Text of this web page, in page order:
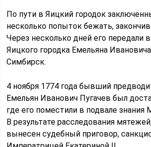
По пути в Яицкий городок
несколько попыток бежать,
Через несколько дней его передали
Яицкого городка Емельяна
Симбирск.
4 ноября 1774 года бывший
Емельян Иванович Пугачев был
где его поместили в подвале знания
В результате расследования
вынесен судебный приговор,